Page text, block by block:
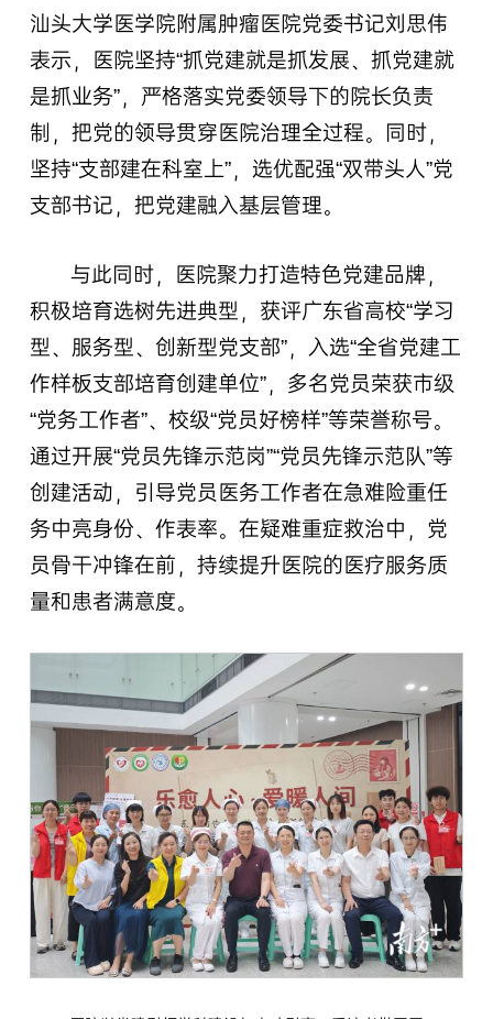
汕头大学医学院附属肿瘤医院党委书记刘思伟
表示，医院坚持“抓党建就是抓发展、抓党建就
是抓业务”，严格落实党委领导下的院长负责
制，把党的领导贯穿医院治理全过程。同时，
坚持“支部建在科室上”，选优配强“双带头人”党
支部书记，把党建融入基层管理。
与此同时，医院聚力打造特色党建品牌，
积极培育选树先进典型，获评广东省高校“学习
型、服务型、创新型党支部”，入选“全省党建工
作样板支部培育创建单位”，多名党员荣获市级
“党务工作者”、校级“党员好榜样”等荣誉称号。
通过开展“党员先锋示范岗”“党员先锋示范队”等
创建活动，引导党员医务工作者在急难险重任
务中亮身份、作表率。在疑难重症救治中，党
员骨干冲锋在前，持续提升医院的医疗服务质
量和患者满意度。